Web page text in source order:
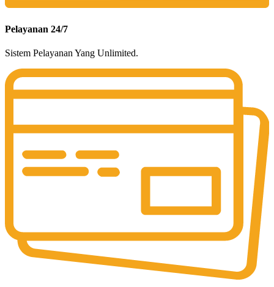
Pelayanan 24/7
Sistem Pelayanan Yang Unlimited.